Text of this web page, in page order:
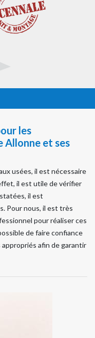
les
Allonne et ses
usées, il est nécessaire
il est utile de vérifier
il est
Pour nous, il est très
pour réaliser ces
de faire confiance
afin de garantir